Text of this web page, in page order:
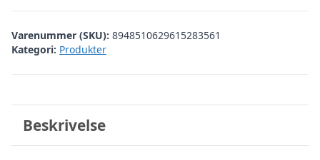
Varenummer (SKU): 8948510629615283561
Kategori: Produkter
Beskrivelse